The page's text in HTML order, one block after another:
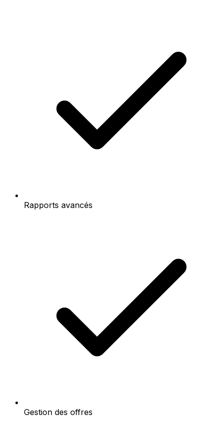
Rapports avancés
Gestion des offres